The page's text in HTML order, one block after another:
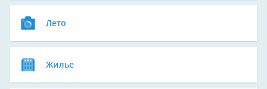
Лето
Жилье